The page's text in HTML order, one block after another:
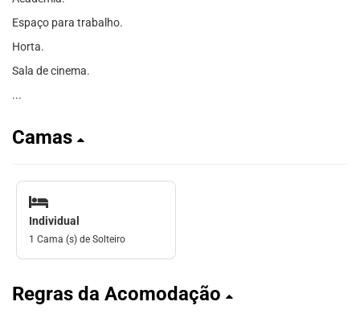
Espaço para trabalho.
Horta.
Sala de cinema.
...
Camas
Individual
1 Cama (s) de Solteiro
Regras da Acomodação